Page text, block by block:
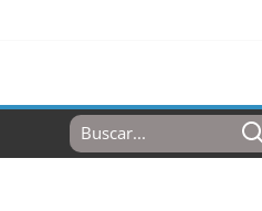
Resultados
Para: